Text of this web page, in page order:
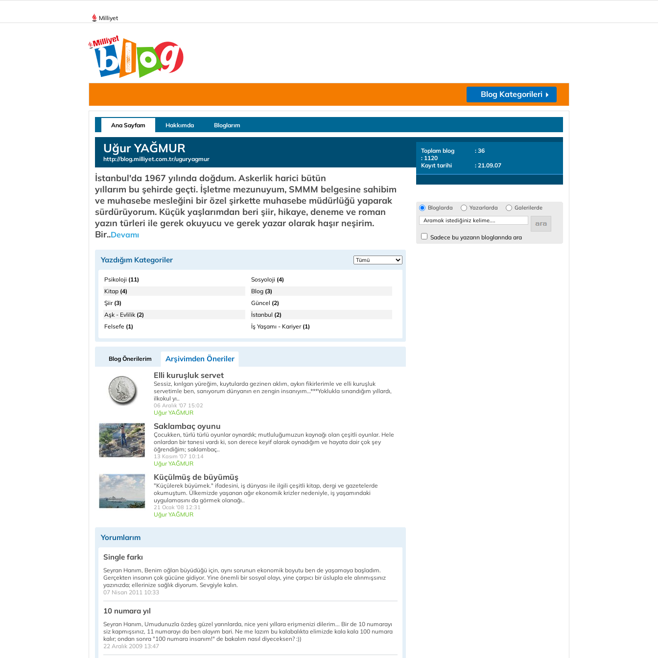
Milliyet
Blog Kategorileri
Ana Sayfam Hakkımda Bloglarım
Uğur YAĞMUR
http://blog.milliyet.com.tr/uguryagmur
İstanbul'da 1967 yılında doğdum. Askerlik harici bütün
yıllarım bu şehirde geçti. İşletme mezunuyum, SMMM belgesine sahibim
ve muhasebe mesleğini bir özel şirkette muhasebe müdürlüğü yaparak
sürdürüyorum. Küçük yaşlarımdan beri şiir, hikaye, deneme ve roman
yazın türleri ile gerek okuyucu ve gerek yazar olarak haşır neşirim.
Bir..Devamı
Yazdığım Kategoriler
Psikoloji (11) Sosyoloji (4)
Kitap (4) Blog (3)
Şiir(3) Güncel (2)
Aşk - Evlilik (2) İstanbul (2)
Felsefe (1) İş Yaşamı - Kariyer(1)
Blog Önerilerim Arşivimden Öneriler
Elli kuruşluk servet
Sessiz, kırılgan yüreğim, kuytularda gezinen aklım, aykırı fikirlerimle ve elli kuruşluk
servetimle ben, sanıyorum dünyanın en zengin insanıyım…***Yoklukla sınandığım yıllardı,
ilkokul yı..
06 Aralık '07 15:02
Uğur YAĞMUR
Saklambaç oyunu
Çocukken, türlü türlü oyunlar oynardık; mutluluğumuzun kaynağı olan çeşitli oyunlar. Hele
onlardan bir tanesi vardı ki, son derece keyif alarak oynadığım ve hayata dair çok şey
öğrendiğim; saklambaç..
13 Kasım '07 10:14
Uğur YAĞMUR
Küçülmüş de büyümüş
"Küçülerek büyümek." ifadesini, iş dünyası ile ilgili çeşitli kitap, dergi ve gazetelerde
okumuştum. Ülkemizde yaşanan ağır ekonomik krizler nedeniyle, iş yaşamındaki
uygulamasını da görmek olanağı..
21 Ocak '08 12:31
Uğur YAĞMUR
Yorumlarım
Single farkı
Seyran Hanım, Benim oğlan büyüdüğü için, aynı sorunun ekonomik boyutu ben de yaşamaya başladım.
Gerçekten insanın çok gücüne gidiyor. Yine önemli bir sosyal olayı, yine çarpıcı bir üslupla ele alınmışsınız
yazınızda; ellerinize sağlık diyorum. Sevgiyle kalın.
07 Nisan 2011 10:33
10 numara yıl
Seyran Hanım, Umudunuzla özdeş güzel yarınlarda, nice yeni yıllara erişmenizi dilerim... Bir de 10 numarayı
siz kapmışsınız, 11 numarayı da ben alayım bari. Ne me lazım bu kalabalıkta elimizde kala kala 100 numara
kalır; ondan sonra "100 numara insanım!" de bakalım nasıl diyeceksen? :))
22 Aralık 2009 13:47
Toplam blog
: 36
: 1120
Kayıt tarihi
: 21.09.07
Bloglarda Yazarlarda Galerilerde
Sadece bu yazarın bloglarında ara